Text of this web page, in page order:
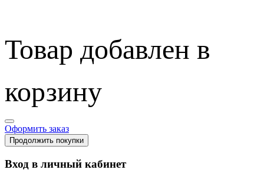
Товар добавлен в
корзину
Оформить заказ
Продолжить покупки
Вход в личный кабинет